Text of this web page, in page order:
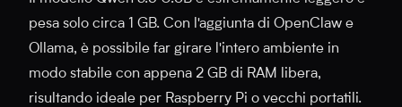
pesa solo circa 1 GB. Con l'aggiunta di OpenClaw e
Ollama, è possibile far girare l'intero ambiente in
modo stabile con appena 2 GB di RAM libera,
risultando ideale per Raspberry Pi o vecchi portatili.